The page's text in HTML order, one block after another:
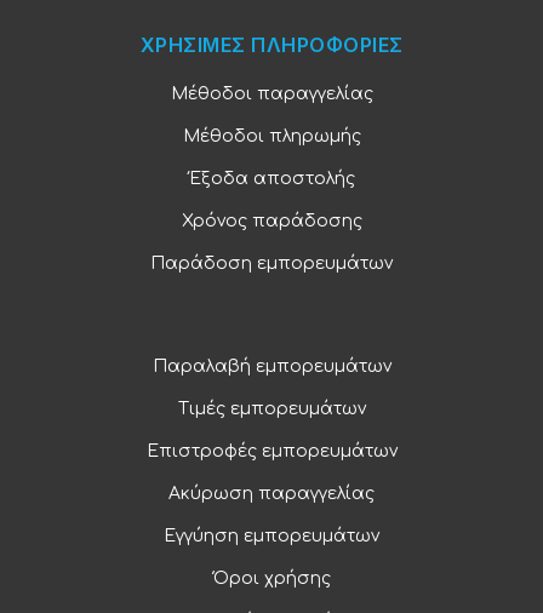
ΧΡΗΣΙΜΕΣ ΠΛΗΡΟΦΟΡΙΕΣ
Μέθοδοι παραγγελίας
Μέθοδοι πληρωμής
Έξοδα αποστολής
Χρόνος παράδοσης
Παράδοση εμπορευμάτων
Παραλαβή εμπορευμάτων
Τιμές εμπορευμάτων
Επιστροφές εμπορευμάτων
Ακύρωση παραγγελίας
Εγγύηση εμπορευμάτων
Όροι χρήσης